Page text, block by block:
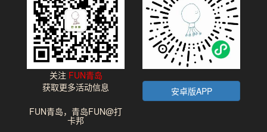
关注 FUN青岛
获取更多活动信息
安卓版APP
FUN青岛，青岛FUN@打
卡邦